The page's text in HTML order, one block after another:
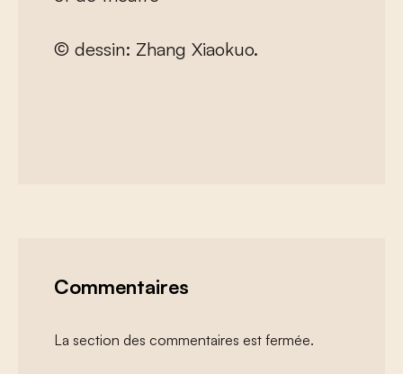
© dessin: Zhang Xiaokuo.
Commentaires
La section des commentaires est fermée.